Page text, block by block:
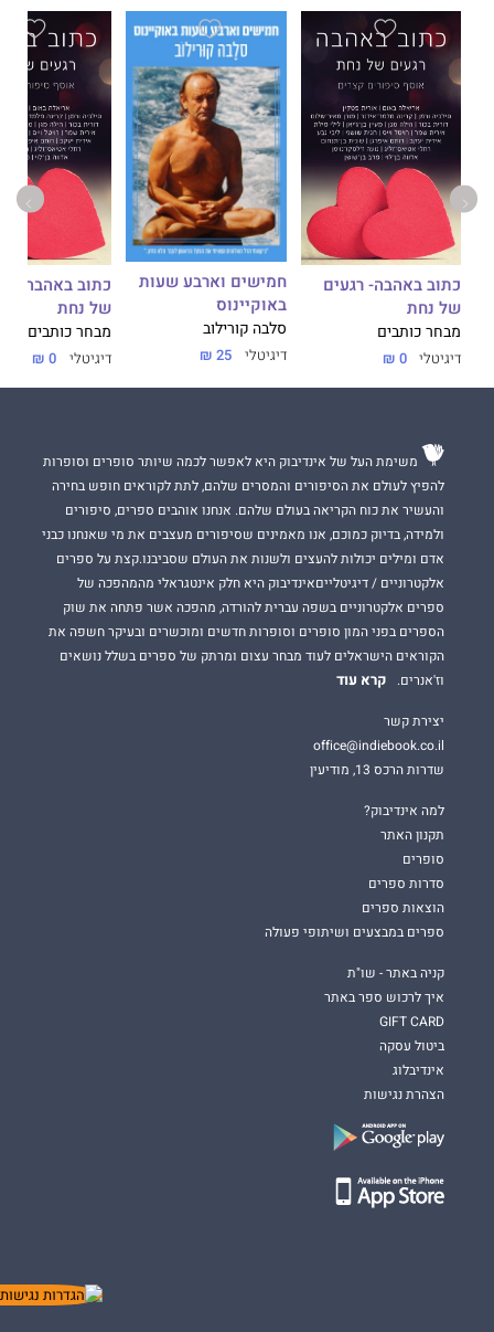
כתוב באהבה- רגעים
של נחת
מבחר כותבים
דיגיטלי 0 ₪
חמישים וארבע שעות
באוקיינוס
סלבה קורילוב
דיגיטלי 25 ₪
כתוב באהבה-
של נחת
מבחר כותבים
דיגיטלי 0 ₪
משימת העל של אינדיבוק היא לאפשר לכמה שיותר סופרים וסופרות
להפיץ לעולם את הסיפורים והמסרים שלהם, לתת לקוראים חופש בחירה
והעשיר את כוח הקריאה בעולם שלהם. אנחנו אוהבים ספרים, סיפורים
ולמידה, בדיוק כמוכם, אנו מאמינים שסיפורים מעצבים את מי שאנחנו כבני
אדם ומילים יכולות להעצים ולשנות את העולם שסביבנו.קצת על ספרים
אלקטרוניים / דיגיטלייםאינדיבוק היא חלק אינטגראלי מהמהפכה של
ספרים אלקטרוניים בשפה עברית להורדה, מהפכה אשר פתחה את שוק
הספרים בפני המון סופרים וסופרות חדשים ומוכשרים ובעיקר חשפה את
הקוראים הישראלים לעוד מבחר עצום ומרתק של ספרים בשלל נושאים
וז'אנרים.
קרא עוד
יצירת קשר
office@indiebook.co.il
שדרות הרכס 13, מודיעין
למה אינדיבוק?
תקנון האתר
סופרים
סדרות ספרים
הוצאות ספרים
ספרים במבצעים ושיתופי פעולה
קניה באתר - שו"ת
איך לרכוש ספר באתר
GIFT CARD
ביטול עסקה
אינדיבלוג
הצהרת נגישות